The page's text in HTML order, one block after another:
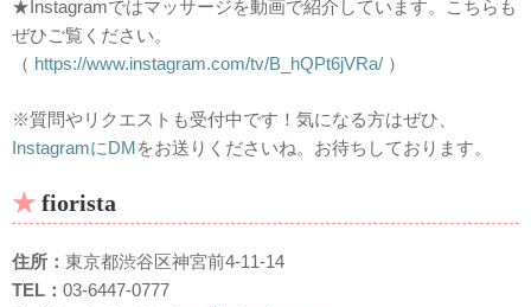
★Instagramではマッサージを動画で紹介しています。こちらも
ぜひご覧ください。
（ https://www.instagram.com/tv/B_hQPt6jVRa/ ）
※質問やリクエストも受付中です！気になる方はぜひ、
InstagramにDMをお送りくださいね。お待ちしております。
fiorista
住所： 東京都渋谷区神宮前4-11-14
TEL： 03-6447-0777